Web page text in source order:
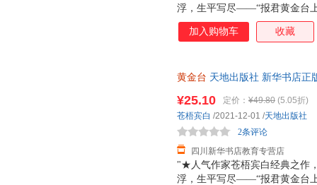
浮，生平写尽——“报君黄金台
负天下人，他不负他★凡有所
哭，十二载光阴，岁如长河，
加入购物车 收藏
黄金台 天地出版社 新华书店正
"★人气作家苍梧宾白经典之作
浮，生平写尽——“报君黄金台
¥25.10 定价： ¥49.80 (5.05折)
四川新华书店教育专营店
2条评论
苍梧宾白 /2021-12-01 /天地出版社